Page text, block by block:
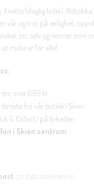
(daglig leder),
vår og tror på ærlighet,
oss selv og venner som
mote er for alle!
over 699 kr.
direkte fra vår butikk i Skien.
& Collect) på Arkaden.
i Skien sentrum
: post@noraskien.no